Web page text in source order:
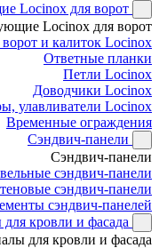
Locinox для ворот
Locinox для ворот
и калиток Locinox
Ответные планки
Петли Locinox
Доводчики Locinox
улавливатели Locinox
Временные ограждения
Сэндвич-панели
Сэндвич-панели
сэндвич-панели
сэндвич-панели
сэндвич-панелей
кровли и фасада
для кровли и фасада